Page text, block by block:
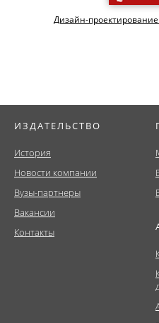
Дизайн-
ИЗДАТЕЛЬСТВО
История
Новости компании
Вузы-партнеры
Вакансии
Контакты